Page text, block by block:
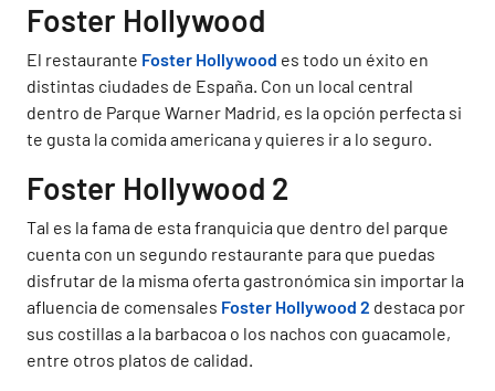
Foster Hollywood
El restaurante Foster Hollywood es todo un éxito en
distintas ciudades de España. Con un local central
dentro de Parque Warner Madrid, es la opción perfecta si
te gusta la comida americana y quieres ir a lo seguro.
Foster Hollywood 2
Tal es la fama de esta franquicia que dentro del parque
cuenta con un segundo restaurante para que puedas
disfrutar de la misma oferta gastronómica sin importar la
afluencia de comensales Foster Hollywood 2 destaca por
sus costillas a la barbacoa o los nachos con guacamole,
entre otros platos de calidad.